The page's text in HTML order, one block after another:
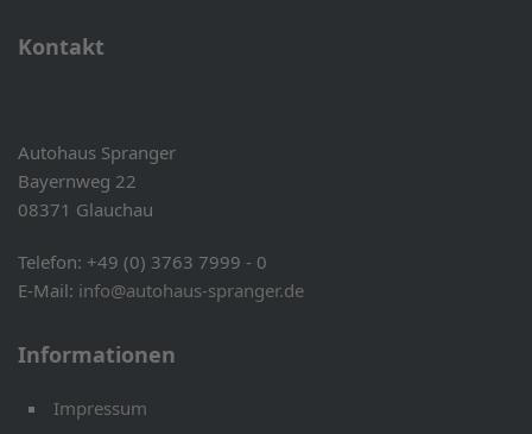
Kontakt
Autohaus Spranger
Bayernweg 22
08371 Glauchau
Telefon: +49 (0) 3763 7999 - 0
E-Mail: info@autohaus-spranger.de
Informationen
Impressum